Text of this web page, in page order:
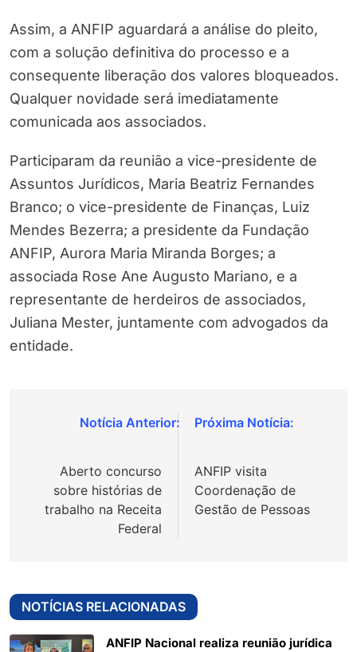
Assim, a ANFIP aguardará a análise do pleito,
com a solução definitiva do processo e a
consequente liberação dos valores bloqueados.
Qualquer novidade será imediatamente
comunicada aos associados.
Participaram da reunião a vice-presidente de
Assuntos Jurídicos, Maria Beatriz Fernandes
Branco; o vice-presidente de Finanças, Luiz
Mendes Bezerra; a presidente da Fundação
ANFIP, Aurora Maria Miranda Borges; a
associada Rose Ane Augusto Mariano, e a
representante de herdeiros de associados,
Juliana Mester, juntamente com advogados da
entidade.
Navegação
Post
Aberto concurso
sobre histórias de
trabalho na Receita
Federal
ANFIP visita
Coordenação de
Gestão de Pessoas
NOTÍCIAS RELACIONADAS
ANFIP Nacional realiza reunião jurídica